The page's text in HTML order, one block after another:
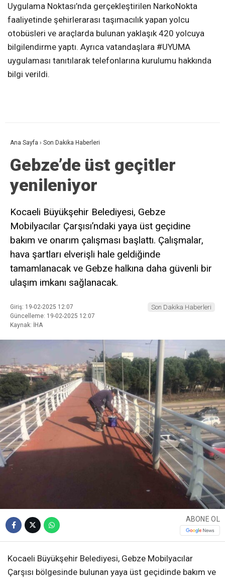
Uygulama Noktası’nda gerçekleştirilen NarkoNokta
faaliyetinde şehirlerarası taşımacılık yapan yolcu
otobüsleri ve araçlarda bulunan yaklaşık 420 yolcuya
bilgilendirme yaptı. Ayrıca vatandaşlara #UYUMA
uygulaması tanıtılarak telefonlarına kurulumu hakkında
bilgi verildi.
Ana Sayfa › Son Dakika Haberleri
Gebze’de üst geçitler
yenileniyor
Kocaeli Büyükşehir Belediyesi, Gebze
Mobilyacılar Çarşısı’ndaki yaya üst geçidine
bakım ve onarım çalışması başlattı. Çalışmalar,
hava şartları elverişli hale geldiğinde
tamamlanacak ve Gebze halkına daha güvenli bir
ulaşım imkanı sağlanacak.
Giriş: 19-02-2025 12:07
Güncelleme: 19-02-2025 12:07
Kaynak: İHA
Son Dakika Haberleri
ABONE OL
Kocaeli Büyükşehir Belediyesi, Gebze Mobilyacılar
Çarşısı bölgesinde bulunan yaya üst geçidinde bakım ve